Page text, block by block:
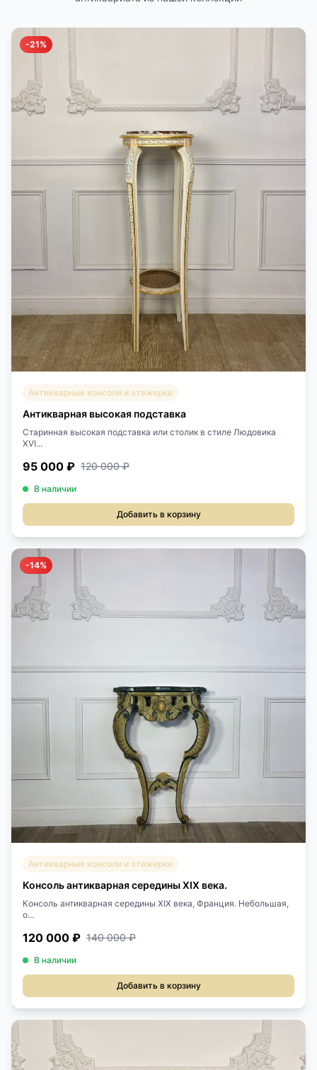
-21%
Антикварные консоли и этажерки
Антикварная высокая подставка
Старинная высокая подставка или столик в стиле Людовика
XVI...
95 000 ₽ 120 000 ₽
В наличии
Добавить в корзину
-14%
Антикварные консоли и этажерки
Консоль антикварная середины XIX века.
Консоль антикварная середины XIX века, Франция. Небольшая,
о...
120 000 ₽ 140 000 ₽
В наличии
Добавить в корзину